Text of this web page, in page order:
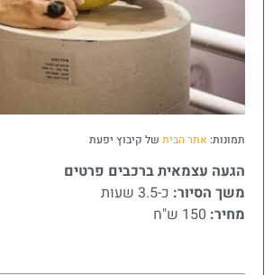
תמונות: אתר הבית של קיבוץ יפעת
הגעה עצמאית ברכבים פרטים
משך הסיור: כ-3.5 שעות
מחיר: